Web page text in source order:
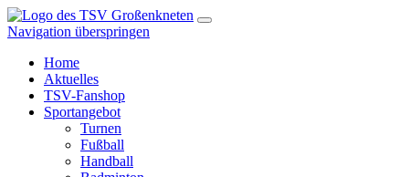
Navigation überspringen
Home
Aktuelles
TSV-Fanshop
Sportangebot
Turnen
Fußball
Handball